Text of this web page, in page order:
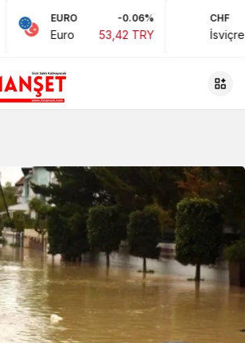
EURO -0.06%
Euro 53,42 TRY İsviçre